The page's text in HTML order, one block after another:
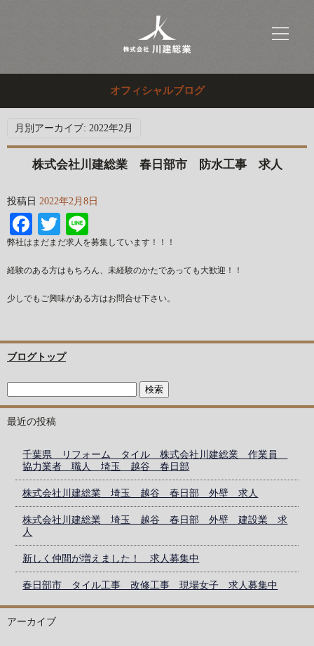
オフィシャルブログ
月別アーカイブ: 2022年2月
株式会社川建総業 春日部市 防水工事 求人
投稿日 2022年2月8日
Facebook
Twitter
弊社はまだまだ求人を募集しています！！！
経験のある方はもちろん、未経験のかたであっても大歓迎！！
少しでもご興味がある方はお問合せ下さい。
ブログトップ
最近の投稿
千葉県 リフォーム タイル 株式会社川建総業 作業員
協力業者 職人 埼玉 越谷 春日部
株式会社川建総業 埼玉 越谷 春日部 外壁 求人
株式会社川建総業 埼玉 越谷 春日部 外壁 建設業 求
人
新しく仲間が増えました！ 求人募集中
春日部市 タイル工事 改修工事 現場女子 求人募集中
アーカイブ